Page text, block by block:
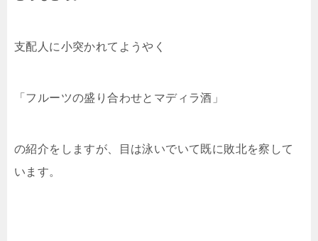
支配人に小突かれてようやく
「フルーツの盛り合わせとマディラ酒」
の紹介をしますが、目は泳いでいて既に敗北を察して
います。